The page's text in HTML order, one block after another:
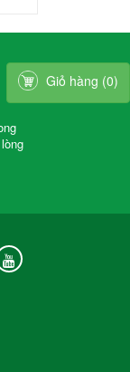
Giỏ hàng (0)